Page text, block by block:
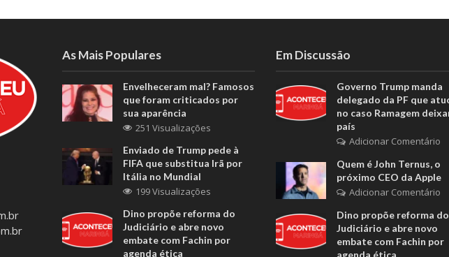
As Mais Populares
Envelheceram mal? Famosos
que foram criticados por
sua aparência
251 Visualizações
Enviado de Trump pede à
FIFA que substitua Irã por
Itália no Mundial
199 Visualizações
Dino propõe reforma do
Judiciário e abre novo
embate com Fachin por
agenda ética
Em Discussão
Governo Trump manda
delegado da PF que
no caso Ramagem
país
Adicionar Comentário
Quem é John Ternus, o
próximo CEO da Apple
Adicionar Comentário
Dino propõe reforma do
Judiciário e abre novo
embate com Fachin por
agenda ética